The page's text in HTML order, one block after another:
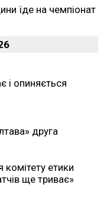
їде на чемпіонат
і опиняється
друга
комітету етики
ще триває»